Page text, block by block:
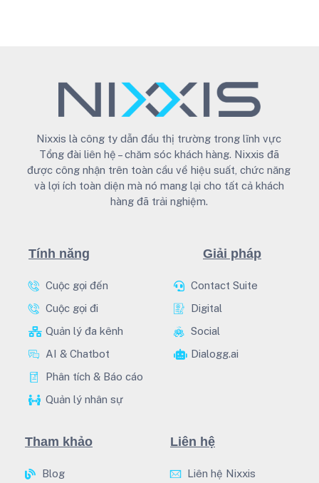
Nixxis là công ty dẫn đầu thị trường trong lĩnh vực
Tổng đài liên hệ – chăm sóc khách hàng. Nixxis đã
được công nhận trên toàn cầu về hiệu suất, chức năng
và lợi ích toàn diện mà nó mang lại cho tất cả khách
hàng đã trải nghiệm.
Tính năng
Cuộc gọi đến
Cuộc gọi đi
Quản lý đa kênh
AI & Chatbot
Phân tích & Báo cáo
Quản lý nhân sự
Giải pháp
Contact Suite
Digital
Social
Dialogg.ai
Tham khảo
Blog
Liên hệ
Liên hệ Nixxis